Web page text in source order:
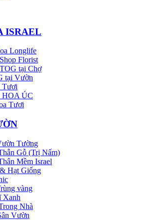
ISRAEL
Longlife
Florist
tại Chợ
tại Vườn
Tươi
ÚC
Tươi
Tường
Gỗ (Trị Nấm)
Mềm Israel
Hạt Giống
vàng
Xanh
Nhà
Vườn